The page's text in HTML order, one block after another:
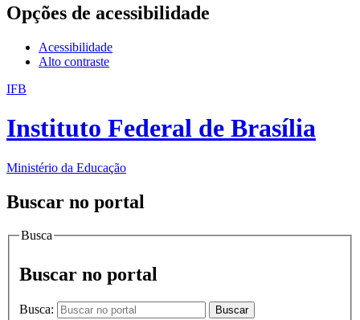
Opções de acessibilidade
Acessibilidade
Alto contraste
IFB
Instituto Federal de Brasília
Ministério da Educação
Buscar no portal
Busca
Buscar no portal
Busca: Buscar